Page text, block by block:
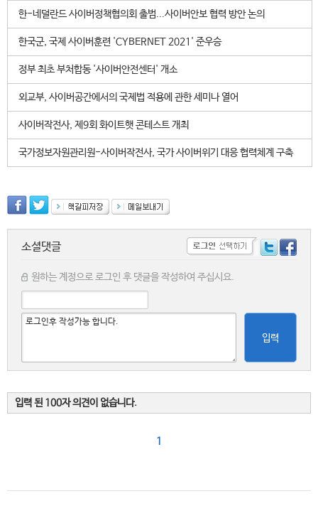
한-네덜란드 사이버정책협의회 출범...사이버안보 협력 방안 논의
한국군, 국제 사이버훈련 'CYBERNET 2021' 준우승
정부 최초 부처합동 '사이버안전센터' 개소
외교부, 사이버공간에서의 국제법 적용에 관한 세미나 열어
사이버작전사, 제9회 화이트햇 콘테스트 개최
국가정보자원관리원-사이버작전사, 국가 사이버위기 대응 협력체계 구축
소셜댓글
원하는 계정으로 로그인 후 댓글을 작성하여 주십시요.
입력
입력 된 100자 의견이 없습니다.
1